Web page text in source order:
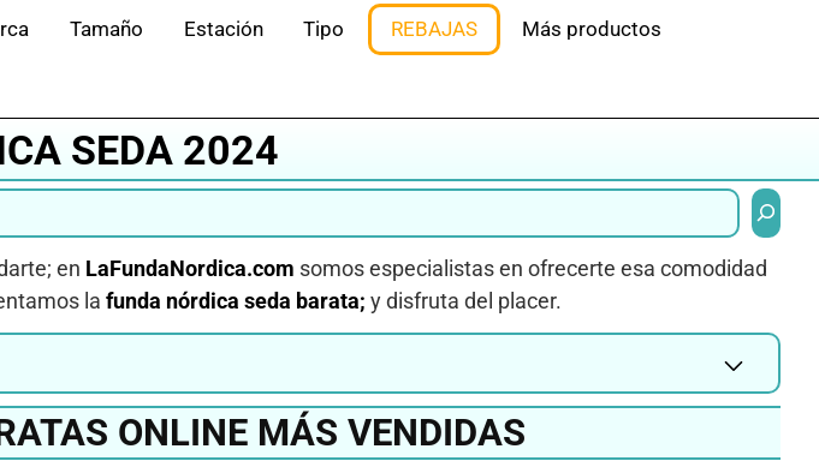
Tamaño Estación Tipo REBAJAS Más productos
SEDA 2024
Buscar
en LaFundaNordica.com somos especialistas en ofrecerte esa comodidad
la funda nórdica seda barata; y disfruta del placer.
ONLINE MÁS VENDIDAS